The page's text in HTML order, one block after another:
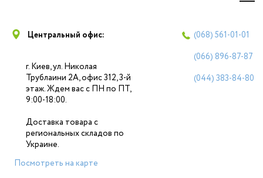
Центральный офис:
г. Киев, ул. Николая
Трублаини 2А, офис 312, 3-й
этаж. Ждем вас с ПН по ПТ,
9:00-18:00.
Доставка товара с
региональных складов по
Украине.
Посмотреть на карте
(068) 561-01-01
(066) 896-87-87
(044) 383-84-80